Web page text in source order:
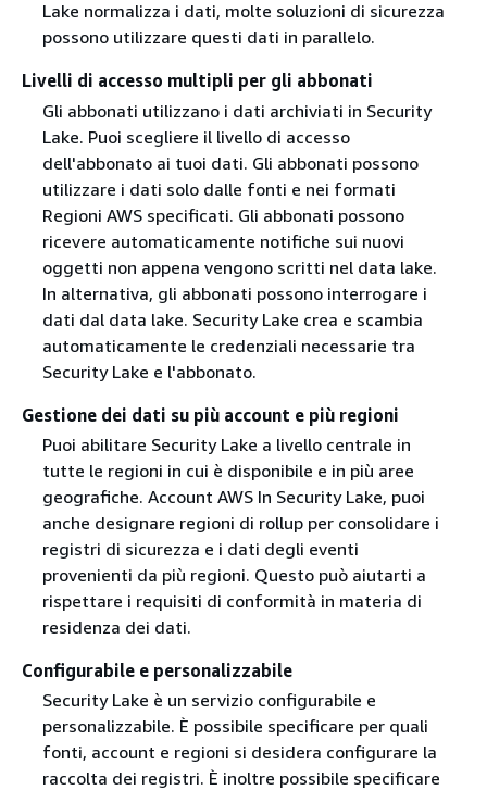
Lake normalizza i dati, molte soluzioni di sicurezza
possono utilizzare questi dati in parallelo.
Livelli di accesso multipli per gli abbonati
Gli abbonati utilizzano i dati archiviati in Security
Lake. Puoi scegliere il livello di accesso
dell'abbonato ai tuoi dati. Gli abbonati possono
utilizzare i dati solo dalle fonti e nei formati
Regioni AWS specificati. Gli abbonati possono
ricevere automaticamente notifiche sui nuovi
oggetti non appena vengono scritti nel data lake.
In alternativa, gli abbonati possono interrogare i
dati dal data lake. Security Lake crea e scambia
automaticamente le credenziali necessarie tra
Security Lake e l'abbonato.
Gestione dei dati su più account e più regioni
Puoi abilitare Security Lake a livello centrale in
tutte le regioni in cui è disponibile e in più aree
geografiche. Account AWS In Security Lake, puoi
anche designare regioni di rollup per consolidare i
registri di sicurezza e i dati degli eventi
provenienti da più regioni. Questo può aiutarti a
rispettare i requisiti di conformità in materia di
residenza dei dati.
Configurabile e personalizzabile
Security Lake è un servizio configurabile e
personalizzabile. È possibile specificare per quali
fonti, account e regioni si desidera configurare la
raccolta dei registri. È inoltre possibile specificare